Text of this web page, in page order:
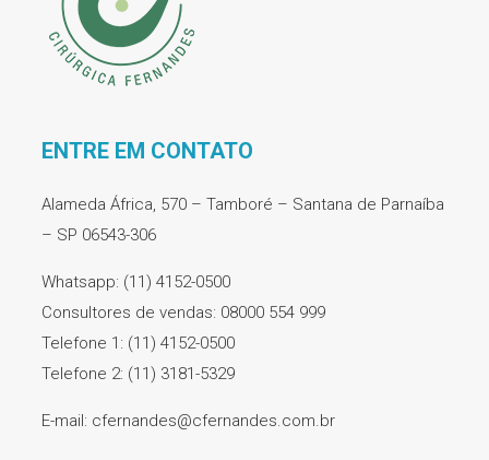
ENTRE EM CONTATO
Alameda África, 570 – Tamboré – Santana de Parnaíba
– SP 06543-306
Whatsapp: (11) 4152-0500
Consultores de vendas: 08000 554 999
Telefone 1: (11) 4152-0500
Telefone 2: (11) 3181-5329
E-mail: cfernandes@cfernandes.com.br